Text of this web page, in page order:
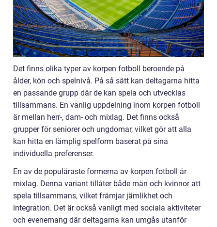
Det finns olika typer av korpen fotboll beroende på
ålder, kön och spelnivå. På så sätt kan deltagarna hitta
en passande grupp där de kan spela och utvecklas
tillsammans. En vanlig uppdelning inom korpen fotboll
är mellan herr-, dam- och mixlag. Det finns också
grupper för seniorer och ungdomar, vilket gör att alla
kan hitta en lämplig spelform baserat på sina
individuella preferenser.
En av de populäraste formerna av korpen fotboll är
mixlag. Denna variant tillåter både män och kvinnor att
spela tillsammans, vilket främjar jämlikhet och
integration. Det är också vanligt med sociala aktiviteter
och evenemang där deltagarna kan umgås utanför